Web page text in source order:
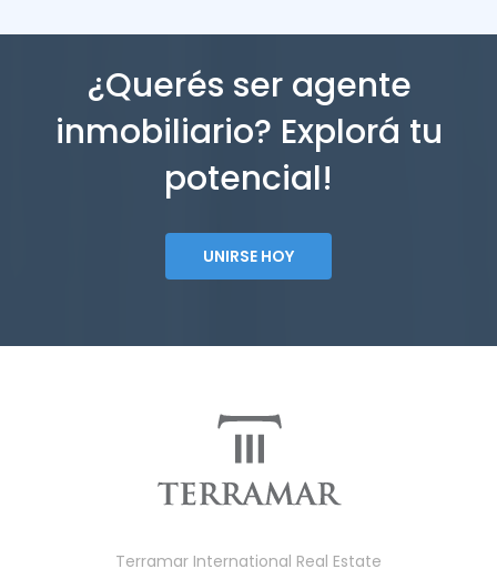
¿Querés ser agente
inmobiliario? Explorá tu
potencial!
UNIRSE HOY
Terramar International Real Estate